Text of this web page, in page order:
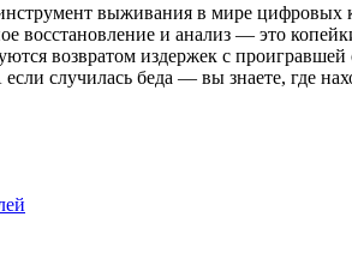
выживания в мире цифровых
восстановление и анализ — это
возвратом издержек с
случилась беда — вы знаете, где